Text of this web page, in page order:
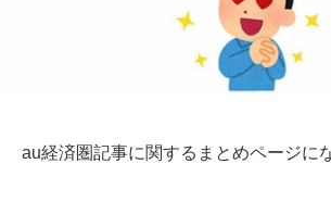
au経済圏記事に関するまとめページに